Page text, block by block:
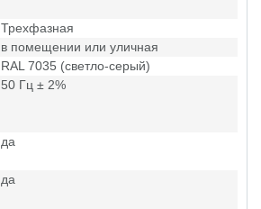
Трехфазная
в помещении или уличная
RAL 7035 (светло-серый)
50 Гц ± 2%
да
да